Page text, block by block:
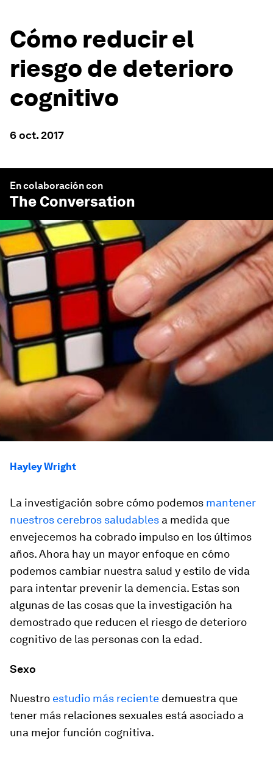
Cómo reducir el
riesgo de deterioro
cognitivo
6 oct. 2017
En colaboración con
The Conversation
Hayley Wright
La investigación sobre cómo podemos mantener
nuestros cerebros saludables a medida que
envejecemos ha cobrado impulso en los últimos
años. Ahora hay un mayor enfoque en cómo
podemos cambiar nuestra salud y estilo de vida
para intentar prevenir la demencia. Estas son
algunas de las cosas que la investigación ha
demostrado que reducen el riesgo de deterioro
cognitivo de las personas con la edad.
Sexo
Nuestro estudio más reciente demuestra que
tener más relaciones sexuales está asociado a
una mejor función cognitiva.